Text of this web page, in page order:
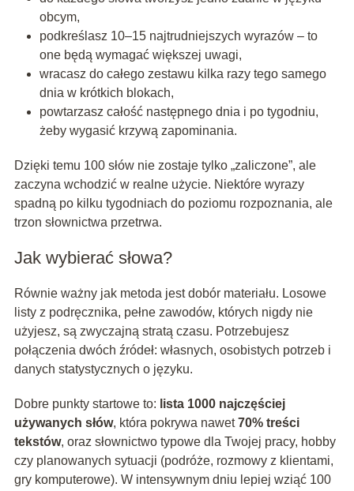
obcym,
podkreślasz 10–15 najtrudniejszych wyrazów – to
one będą wymagać większej uwagi,
wracasz do całego zestawu kilka razy tego samego
dnia w krótkich blokach,
powtarzasz całość następnego dnia i po tygodniu,
żeby wygasić krzywą zapominania.
Dzięki temu 100 słów nie zostaje tylko „zaliczone”, ale
zaczyna wchodzić w realne użycie. Niektóre wyrazy
spadną po kilku tygodniach do poziomu rozpoznania, ale
trzon słownictwa przetrwa.
Jak wybierać słowa?
Równie ważny jak metoda jest dobór materiału. Losowe
listy z podręcznika, pełne zawodów, których nigdy nie
użyjesz, są zwyczajną stratą czasu. Potrzebujesz
połączenia dwóch źródeł: własnych, osobistych potrzeb i
danych statystycznych o języku.
Dobre punkty startowe to: lista 1000 najczęściej
używanych słów, która pokrywa nawet70% treści
tekstów, oraz słownictwo typowe dla Twojej pracy, hobby
czy planowanych sytuacji (podróże, rozmowy z klientami,
gry komputerowe). W intensywnym dniu lepiej wziąć 100